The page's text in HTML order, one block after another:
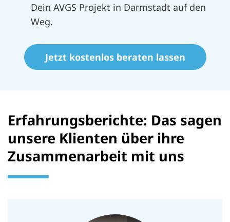
Dein AVGS Projekt in Darmstadt auf den
Weg.
Jetzt kostenlos beraten lassen
Erfahrungsberichte: Das sagen
unsere Klienten über ihre
Zusammenarbeit mit uns